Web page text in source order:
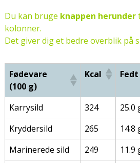
Du kan bruge knappen herunder
kolonner.
Det giver dig et bedre overblik på
Fødevare
(100 g)
Kcal Fedt
Karrysild 324 25.0
Kryddersild
265 14.8
Marinerede sild
249 11.9